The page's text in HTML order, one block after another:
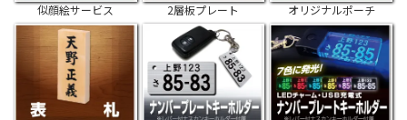
似顔絵サービス 2層板プレート オリジナルポーチ